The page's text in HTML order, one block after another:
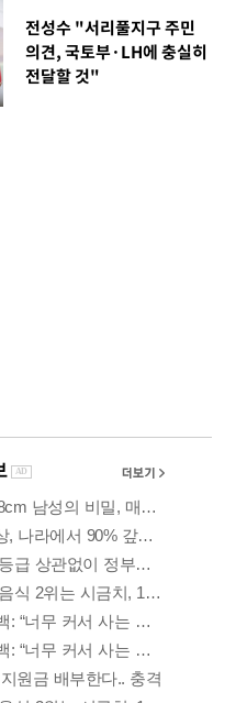
전성수 "서리풀지구 주민
의견, 국토부·LH에 충실히
전달할 것"